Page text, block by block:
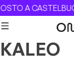
Skip to content
A
KALEO